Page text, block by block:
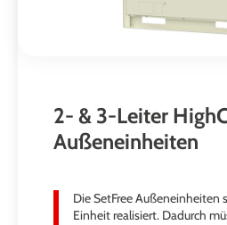
2- & 3-Leiter
Außeneinheiten
Die SetFree Außeneinheiten
Einheit realisiert. Dadurch